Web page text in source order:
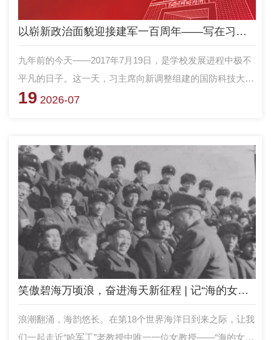
以崭新政治面貌迎接建军一百周年——写在习主席向学校授军旗、致训词九周年之际
九年前的今天——2017年7月19日，是学校发展进程中极不
平凡的日子。这一天，习主席向新调整组建的国防科技大学
授军旗、致训词：“国防科技大学是高素质新型军事人才培
联合作战保障人才培养，加强核心关键技术攻关，努力建设
世界一流高等教育院校。”100个字的训词，饱含着习主席对
学校的信任重托和殷切期望，鼓舞激励着全体师生员工向高
地冲锋、向胜战攻坚、向一流奋进。
19 2026-07
笑傲碧海万顷浪，奋进海天新征程 | 记“海的女儿”刘恩兰教授
浪潮翻涌，海韵悠长。在第18个世界海洋日到来之际，让我
们一起走近“哈军工”老教授中唯一一位女教授——“海的女